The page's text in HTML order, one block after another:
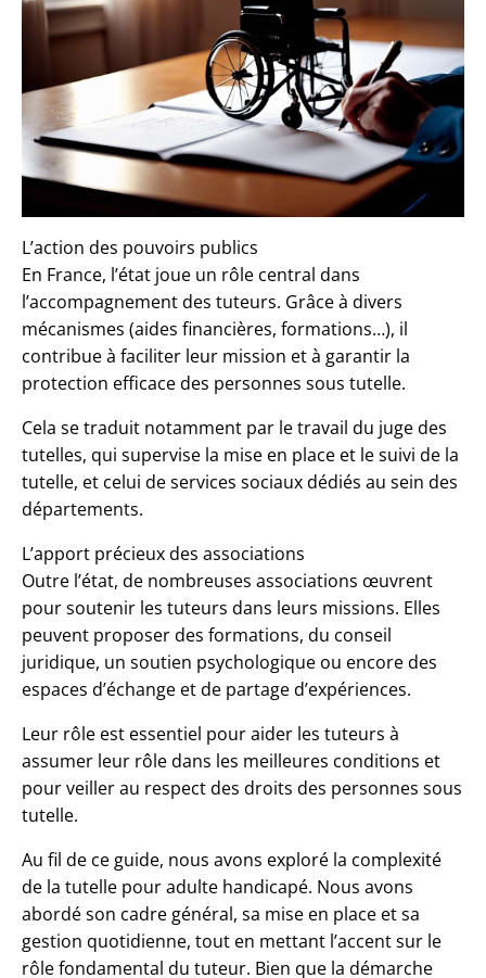
L’action des pouvoirs publics
En France, l’état joue un rôle central dans
l’accompagnement des tuteurs. Grâce à divers
mécanismes (aides financières, formations…), il
contribue à faciliter leur mission et à garantir la
protection efficace des personnes sous tutelle.
Cela se traduit notamment par le travail du juge des
tutelles, qui supervise la mise en place et le suivi de la
tutelle, et celui de services sociaux dédiés au sein des
départements.
L’apport précieux des associations
Outre l’état, de nombreuses associations œuvrent
pour soutenir les tuteurs dans leurs missions. Elles
peuvent proposer des formations, du conseil
juridique, un soutien psychologique ou encore des
espaces d’échange et de partage d’expériences.
Leur rôle est essentiel pour aider les tuteurs à
assumer leur rôle dans les meilleures conditions et
pour veiller au respect des droits des personnes sous
tutelle.
Au fil de ce guide, nous avons exploré la complexité
de la tutelle pour adulte handicapé. Nous avons
abordé son cadre général, sa mise en place et sa
gestion quotidienne, tout en mettant l’accent sur le
rôle fondamental du tuteur. Bien que la démarche